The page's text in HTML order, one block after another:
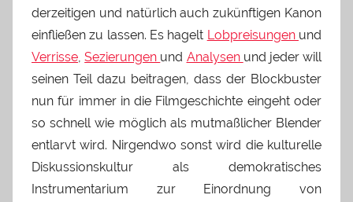
derzeitigen und natürlich auch zukünftigen Kanon
einfließen zu lassen. Es hagelt Lobpreisungen und
Verrisse ,Sezierungen und Analysen und jeder will
seinen Teil dazu beitragen, dass der Blockbuster
nun für immer in die Filmgeschichte eingeht oder
so schnell wie möglich als mutmaßlicher Blender
entlarvt wird. Nirgendwo sonst wird die kulturelle
Diskussionskultur als demokratisches
Instrumentarium zur Einordnung von